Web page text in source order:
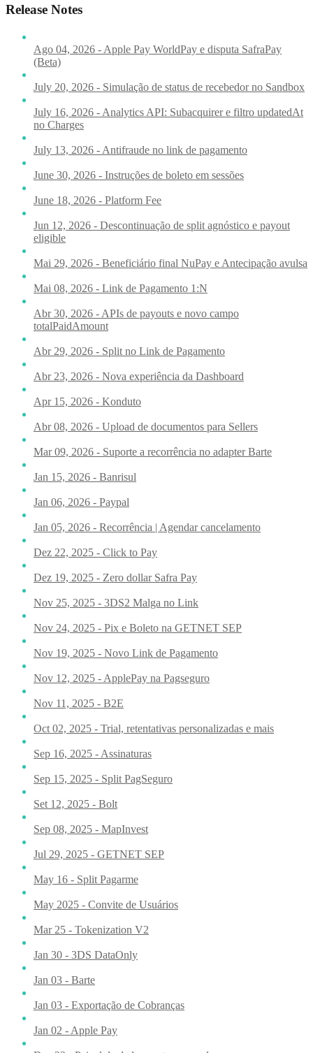
Release Notes
Ago 04, 2026 - Apple Pay WorldPay e disputa SafraPay
(Beta)
July 20, 2026 - Simulação de status de recebedor no Sandbox
July 16, 2026 - Analytics API: Subacquirer e filtro updatedAt
no Charges
July 13, 2026 - Antifraude no link de pagamento
June 30, 2026 - Instruções de boleto em sessões
June 18, 2026 - Platform Fee
Jun 12, 2026 - Descontinuação de split agnóstico e payout
eligible
Mai 29, 2026 - Beneficiário final NuPay e Antecipação avulsa
Mai 08, 2026 - Link de Pagamento 1:N
Abr 30, 2026 - APIs de payouts e novo campo
totalPaidAmount
Abr 29, 2026 - Split no Link de Pagamento
Abr 23, 2026 - Nova experiência da Dashboard
Apr 15, 2026 - Konduto
Abr 08, 2026 - Upload de documentos para Sellers
Mar 09, 2026 - Suporte a recorrência no adapter Barte
Jan 15, 2026 - Banrisul
Jan 06, 2026 - Paypal
Jan 05, 2026 - Recorrência | Agendar cancelamento
Dez 22, 2025 - Click to Pay
Dez 19, 2025 - Zero dollar Safra Pay
Nov 25, 2025 - 3DS2 Malga no Link
Nov 24, 2025 - Pix e Boleto na GETNET SEP
Nov 19, 2025 - Novo Link de Pagamento
Nov 12, 2025 - ApplePay na Pagseguro
Nov 11, 2025 - B2E
Oct 02, 2025 - Trial, retentativas personalizadas e mais
Sep 16, 2025 - Assinaturas
Sep 15, 2025 - Split PagSeguro
Set 12, 2025 - Bolt
Sep 08, 2025 - MapInvest
Jul 29, 2025 - GETNET SEP
May 16 - Split Pagarme
May 2025 - Convite de Usuários
Mar 25 - Tokenization V2
Jan 30 - 3DS DataOnly
Jan 03 - Barte
Jan 03 - Exportação de Cobranças
Jan 02 - Apple Pay